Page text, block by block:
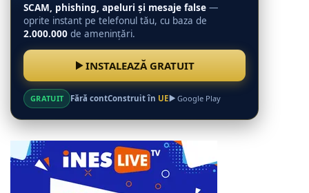
SCAM, phishing, apeluri și mesaje false —
oprite instant pe telefonul tău, cu baza de
2.000.000 de amenințări.
INSTALEAZĂ GRATUIT
GRATUIT Fără contConstruit în UE Google Play